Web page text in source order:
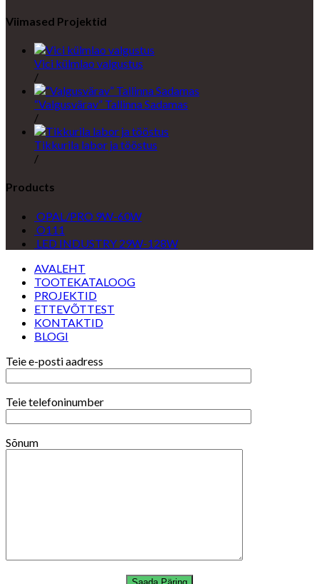
Viimased Projektid
Vici külmlao valgustus
/
“Valgusvärav” Tallinna Sadamas
/
Tikkurila labor ja tööstus
/
Products
OPAL/PRO 9W-60W
O111
LED INDUSTRY 29W-128W
AVALEHT
TOOTEKATALOOG
PROJEKTID
ETTEVÕTTEST
KONTAKTID
BLOGI
Teie e-posti aadress
Teie telefoninumber
Sõnum